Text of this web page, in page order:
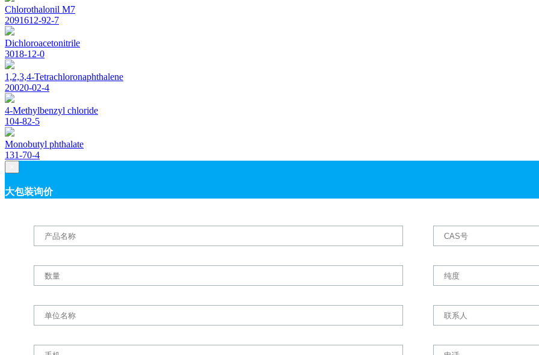
Chlorothalonil M7
2091612-92-7
Dichloroacetonitrile
3018-12-0
1,2,3,4-Tetrachloronaphthalene
20020-02-4
4-Methylbenzyl chloride
104-82-5
Monobutyl phthalate
131-70-4
大包装询价